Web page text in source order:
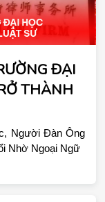
ĐẠI
THÀNH
Người Đàn Ông
Nhờ Ngoại Ngữ